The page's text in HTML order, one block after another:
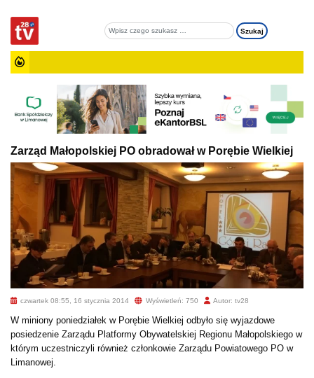
Zarząd Małopolskiej PO obradował w Porębie Wielkiej
czwartek 08:55, 16 stycznia 2014 Wyświetleń: 750 Autor: tv28
W miniony poniedziałek w Porębie Wielkiej odbyło się wyjazdowe
posiedzenie Zarządu Platformy Obywatelskiej Regionu Małopolskiego w
którym uczestniczyli również członkowie Zarządu Powiatowego PO w
Limanowej.